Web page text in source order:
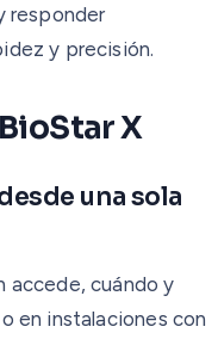
responder
y precisión.
X
una sola
accede, cuándo y
en instalaciones con